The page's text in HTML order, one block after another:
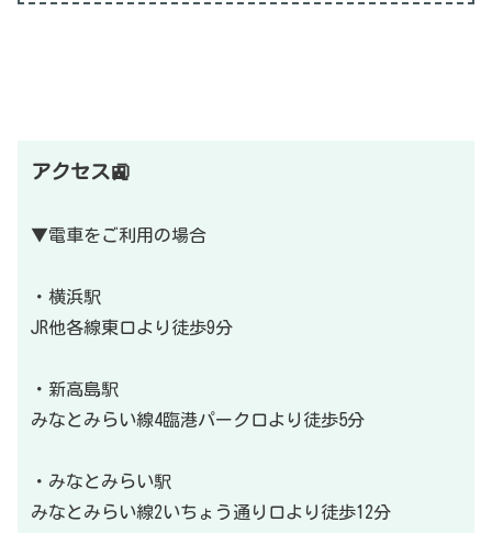
アクセス🚉
▼電車をご利用の場合
・横浜駅
JR他各線東口より徒歩9分
・新高島駅
みなとみらい線4臨港パーク口より徒歩5分
・みなとみらい駅
みなとみらい線2いちょう通り口より徒歩12分